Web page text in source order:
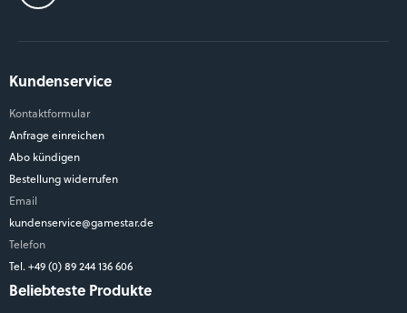
Kundenservice
Kontaktformular
Anfrage einreichen
Abo kündigen
Bestellung widerrufen
Email
kundenservice@gamestar.de
Telefon
Tel. +49 (0) 89 244 136 606
Beliebteste Produkte